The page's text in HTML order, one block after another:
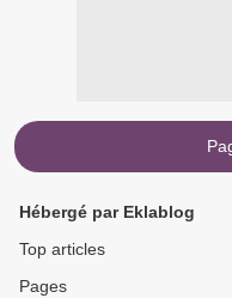
Hébergé par Eklablog
Top articles
Pages